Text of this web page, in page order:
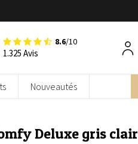
8.6/10
1.325 Avis
Nouveautés
Deluxe gris clair